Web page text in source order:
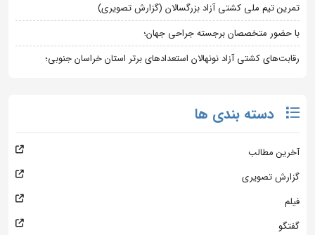
تمرین تیم ملی کشتی آزاد بزرگسالان (گزارش تصویری)
با حضور متخصصان برجسته جراحی جهان؛
رقابت‌های کشتی آزاد نونهالان استعدادهای برتر استان خراسان جنوبی؛
دسته بندی ها
آخرین مطالب
گزارش تصویری
فیلم
گفتگو